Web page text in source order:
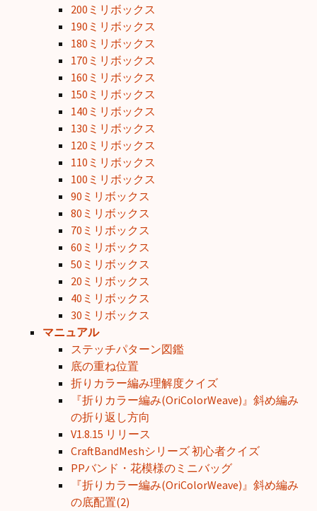
200ミリボックス
190ミリボックス
180ミリボックス
170ミリボックス
160ミリボックス
150ミリボックス
140ミリボックス
130ミリボックス
120ミリボックス
110ミリボックス
100ミリボックス
90ミリボックス
80ミリボックス
70ミリボックス
60ミリボックス
50ミリボックス
20ミリボックス
40ミリボックス
30ミリボックス
マニュアル
ステッチパターン図鑑
底の重ね位置
折りカラー編み理解度クイズ
『折りカラー編み(OriColorWeave)』斜め編み
の折り返し方向
V1.8.15 リリース
CraftBandMeshシリーズ 初心者クイズ
PPバンド・花模様のミニバッグ
『折りカラー編み(OriColorWeave)』斜め編み
の底配置(2)